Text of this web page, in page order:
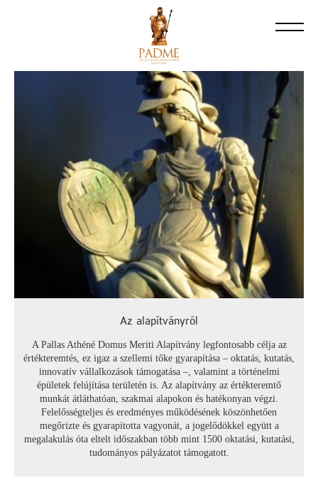
Az alapítványról
A Pallas Athéné Domus Meriti Alapítvány legfontosabb célja az
értékteremtés, ez igaz a szellemi tőke gyarapítása – oktatás, kutatás,
innovatív vállalkozások támogatása –, valamint a történelmi
épületek felújítása területén is. Az alapítvány az értékteremtő
munkát átláthatóan, szakmai alapokon és hatékonyan végzi.
Felelősségteljes és eredményes működésének köszönhetően
megőrizte és gyarapította vagyonát, a jogelődökkel együtt a
megalakulás óta eltelt időszakban több mint 1500 oktatási, kutatási,
tudományos pályázatot támogatott.